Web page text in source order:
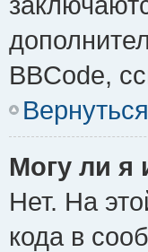
BBCode,
Могу ли я
Нет. На
кода в